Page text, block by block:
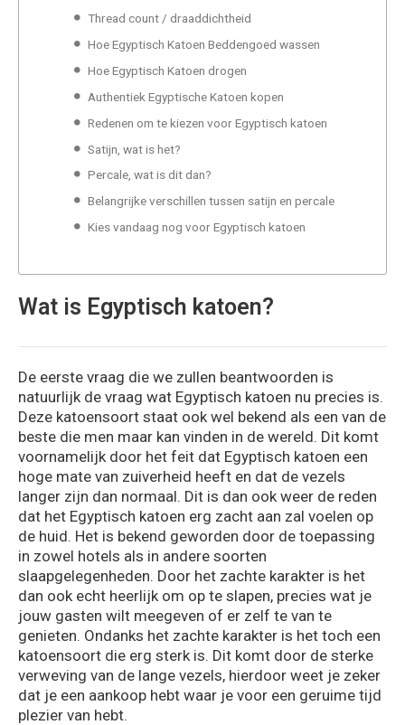
Thread count / draaddichtheid
Hoe Egyptisch Katoen Beddengoed wassen
Hoe Egyptisch Katoen drogen
Authentiek Egyptische Katoen kopen
Redenen om te kiezen voor Egyptisch katoen
Satijn, wat is het?
Percale, wat is dit dan?
Belangrijke verschillen tussen satijn en percale
Kies vandaag nog voor Egyptisch katoen
Wat is Egyptisch katoen?
De eerste vraag die we zullen beantwoorden is
natuurlijk de vraag wat Egyptisch katoen nu precies is.
Deze katoensoort staat ook wel bekend als een van de
beste die men maar kan vinden in de wereld. Dit komt
voornamelijk door het feit dat Egyptisch katoen een
hoge mate van zuiverheid heeft en dat de vezels
langer zijn dan normaal. Dit is dan ook weer de reden
dat het Egyptisch katoen erg zacht aan zal voelen op
de huid. Het is bekend geworden door de toepassing
in zowel hotels als in andere soorten
slaapgelegenheden. Door het zachte karakter is het
dan ook echt heerlijk om op te slapen, precies wat je
jouw gasten wilt meegeven of er zelf te van te
genieten. Ondanks het zachte karakter is het toch een
katoensoort die erg sterk is. Dit komt door de sterke
verweving van de lange vezels, hierdoor weet je zeker
dat je een aankoop hebt waar je voor een geruime tijd
plezier van hebt.